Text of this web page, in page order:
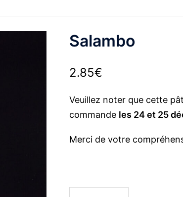
Salambo
2.85€
Veuillez noter que cette
commande les 24 et 25
Merci de votre